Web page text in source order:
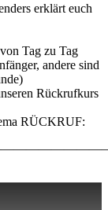
erklärt euch
Tag zu Tag
andere sind
Rückrufkurs
RÜCKRUF: